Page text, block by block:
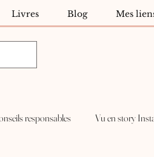
Livres Blog Mes
responsables Vu en story